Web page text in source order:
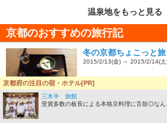
温泉地をもっと見る
京都のおすすめの旅行記
冬の京都ちょこっと旅
2015/2/13(金) ～ 2015/2/14(土
銀閣寺周辺を哲学の道沿いに歩いて、半日ちょこ
京都府の注目の宿・ホテル[PR]
三木半 旅館
受賞多数の板長による本格京料理に舌鼓◎な